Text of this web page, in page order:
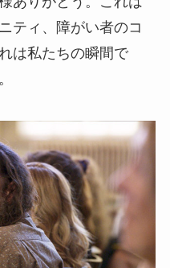
ティ、障がい者のコ
は私たちの瞬間で